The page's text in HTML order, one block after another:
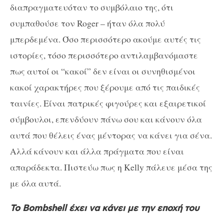
διαπραγματευόταν το συμβόλαιο της, ότι
συμπαθούσε τον Roger – ήταν όλα πολύ
μπερδεμένα. Όσο περισσότερο ακούμε αυτές τις
ιστορίες, τόσο περισσότερο αντιλαμβανόμαστε
πως αυτοί οι “κακοί” δεν είναι οι συνηθισμένοι
κακοί χαρακτήρες που ξέρουμε από τις παιδικές
ταινίες. Είναι πατρικές φιγούρες και εξαιρετικοί
σύμβουλοι, επενδύουν πάνω σου και κάνουν όλα
αυτά που θέλεις ένας μέντορας να κάνει για σένα.
Αλλά κάνουν και άλλα πράγματα που είναι
απαράδεκτα. Πιστεύω πως η Kelly πάλευε μέσα της
με όλα αυτά.
Το Bombshell έχει να κάνει με την εποχή του